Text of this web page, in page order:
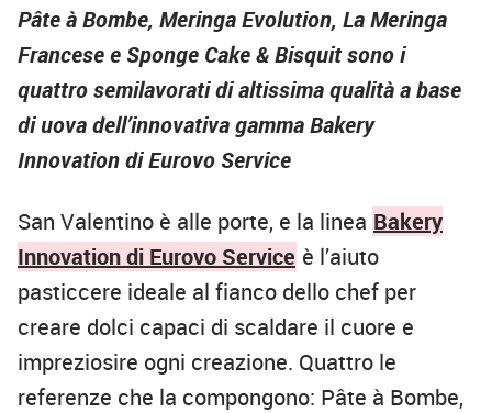
Pâte à Bombe, Meringa Evolution, La Meringa
Francese e Sponge Cake & Bisquit sono i
quattro semilavorati di altissima qualità a base
di uova dell’innovativa gamma Bakery
Innovation di Eurovo Service
San Valentino è alle porte, e la linea Bakery
Innovation di Eurovo Service è l’aiuto
pasticcere ideale al fianco dello chef per
creare dolci capaci di scaldare il cuore e
impreziosire ogni creazione. Quattro le
referenze che la compongono: Pâte à Bombe,